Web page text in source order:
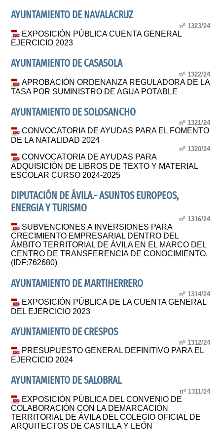
AYUNTAMIENTO DE NAVALACRUZ
nº 1323/24
EXPOSICIÓN PÚBLICA CUENTA GENERAL
EJERCICIO 2023
AYUNTAMIENTO DE CASASOLA
nº 1322/24
APROBACIÓN ORDENANZA REGULADORA DE LA
TASA POR SUMINISTRO DE AGUA POTABLE
AYUNTAMIENTO DE SOLOSANCHO
nº 1321/24
CONVOCATORIA DE AYUDAS PARA EL FOMENTO
DE LA NATALIDAD 2024
nº 1320/24
CONVOCATORIA DE AYUDAS PARA
ADQUISICIÓN DE LIBROS DE TEXTO Y MATERIAL
ESCOLAR CURSO 2024-2025
DIPUTACIÓN DE ÁVILA.- ASUNTOS EUROPEOS,
ENERGIA Y TURISMO
nº 1316/24
SUBVENCIONES A INVERSIONES PARA
CRECIMIENTO EMPRESARIAL DENTRO DEL
ÁMBITO TERRITORIAL DE ÁVILA EN EL MARCO DEL
CENTRO DE TRANSFERENCIA DE CONOCIMIENTO,
(IDF:762680)
AYUNTAMIENTO DE MARTIHERRERO
nº 1314/24
EXPOSICIÓN PÚBLICA DE LA CUENTA GENERAL
DEL EJERCICIO 2023
AYUNTAMIENTO DE CRESPOS
nº 1312/24
PRESUPUESTO GENERAL DEFINITIVO PARA EL
EJERCICIO 2024
AYUNTAMIENTO DE SALOBRAL
nº 1311/24
EXPOSICIÓN PÚBLICA DEL CONVENIO DE
COLABORACIÓN CON LA DEMARCACIÓN
TERRITORIAL DE ÁVILA DEL COLEGIO OFICIAL DE
ARQUITECTOS DE CASTILLA Y LEÓN